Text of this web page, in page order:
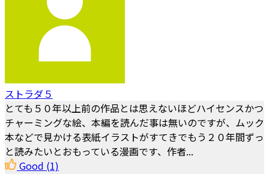
ストラダ５
とても５０年以上前の作品とは思えないほどハイセンスかつ
チャーミングな絵、本編を読んだ事は無いのですが、ムック
本などで見かける表紙イラストがすてきでもう２０年間ずっ
と読みたいとおもっている漫画です、作者...
Good (1)